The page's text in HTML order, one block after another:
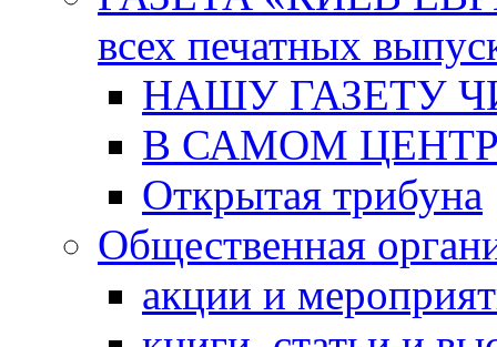
всех печатных
НАШУ ГАЗЕТУ
В САМОМ
Открытая трибуна
Общественная
акции и